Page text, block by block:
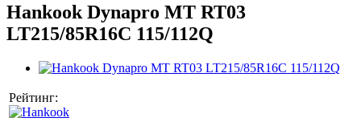
Hankook Dynapro MT RT03
LT215/85R16C 115/112Q
Рейтинг: